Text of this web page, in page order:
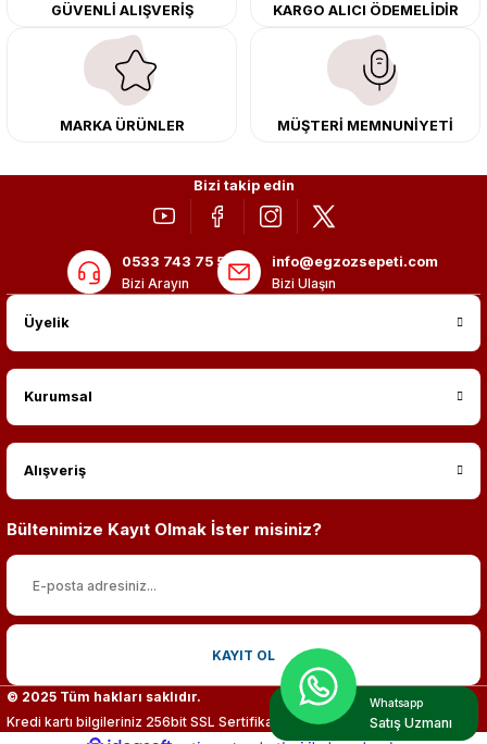
merkezimizde profesyonel montaj yapıyor, Türkiye’nin her yerine güvenli
kargo ile teslimat gerçekleştiriyoruz. Aracınıza değer katmak için doğru
adres: Egzoz Sepeti.
GÜVENLİ ALIŞVERİŞ KARGO ALICI ÖDEMELİDİR
MARKA ÜRÜNLER MÜŞTERİ MEMNUNİYETİ
Bizi takip edin
0533 743 75 56
Bizi Arayın
info@egzozsepeti.com
Bizi Ulaşın
Üyelik
Kurumsal
Alışveriş
Bültenimize Kayıt Olmak İster misiniz?
KAYIT OL
© 2025 Tüm hakları saklıdır.
Kredi kartı bilgileriniz 256bit SSL Sertifikası ile %100 koruma altındadır.
Whatsapp
Satış Uzmanı